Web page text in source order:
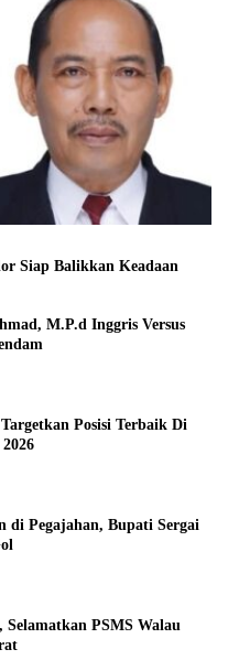
Siap Balikkan Keadaan
M.P.d Inggris Versus
Posisi Terbaik Di
di Pegajahan, Bupati Sergai
PSMS Walau